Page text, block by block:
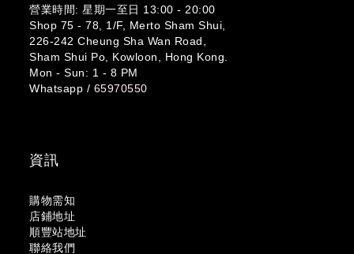
營業時間: 星期一至日 13:00 - 20:00
Shop 75 - 78, 1/F, Merto Sham Shui,
226-242 Cheung Sha Wan Road,
Sham Shui Po, Kowloon, Hong Kong.
Mon - Sun: 1 - 8 PM
Whatsapp / 65970550
資訊
購物需知
店鋪地址
順豐站地址
聯絡我們